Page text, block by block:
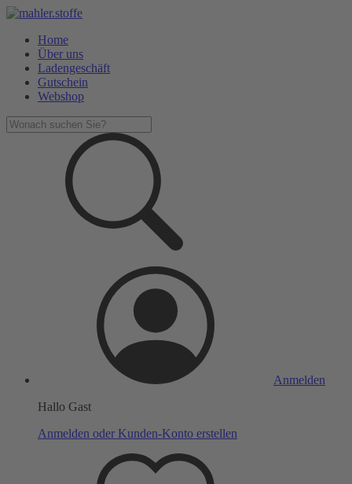
Home
Über uns
Ladengeschäft
Gutschein
Webshop
Anmelden
Hallo Gast
Anmelden oder Kunden-Konto erstellen